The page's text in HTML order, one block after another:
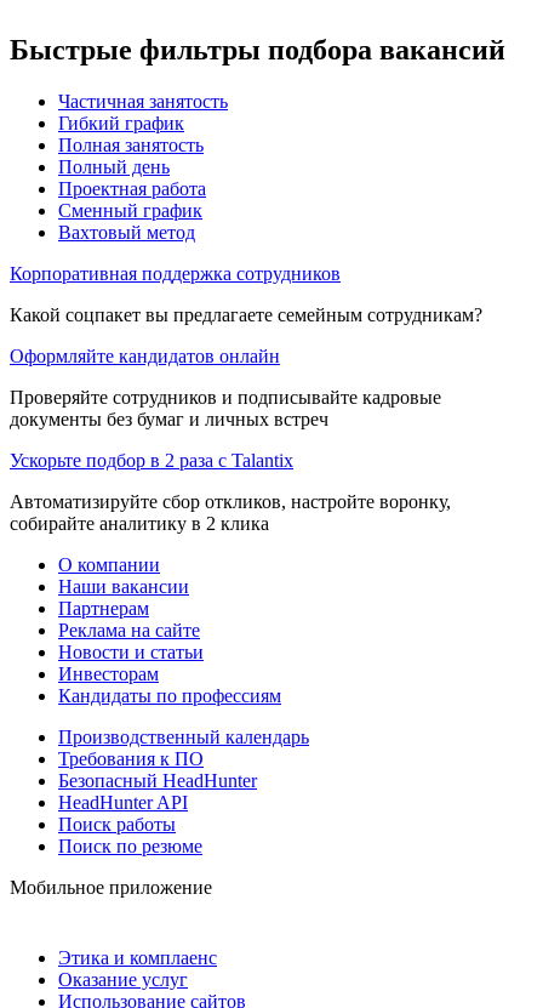
Быстрые фильтры подбора вакансий
Частичная занятость
Гибкий график
Полная занятость
Полный день
Проектная работа
Сменный график
Вахтовый метод
Корпоративная поддержка сотрудников
Какой соцпакет вы предлагаете семейным сотрудникам?
Оформляйте кандидатов онлайн
Проверяйте сотрудников и подписывайте кадровые
документы без бумаг и личных встреч
Ускорьте подбор в 2 раза с Talantix
Автоматизируйте сбор откликов, настройте воронку,
собирайте аналитику в 2 клика
О компании
Наши вакансии
Партнерам
Реклама на сайте
Новости и статьи
Инвесторам
Кандидаты по профессиям
Производственный календарь
Требования к ПО
Безопасный HeadHunter
HeadHunter API
Поиск работы
Поиск по резюме
Мобильное приложение
Этика и комплаенс
Оказание услуг
Использование сайтов